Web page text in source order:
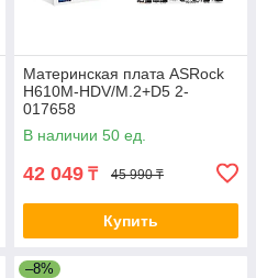
Материнская плата ASRock
H610M-HDV/M.2+D5 2-
017658
В наличии 50 ед.
42 049 ₸ 45 990 ₸
Купить
–8%